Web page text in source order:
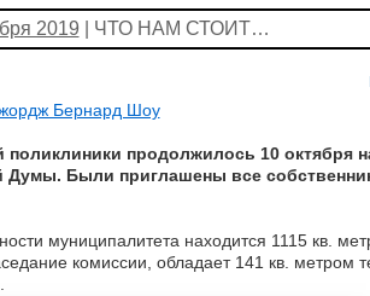
2019 | ЧТО НАМ СТОИТ…
Бернард Шоу
продолжилось 10 октября
Были приглашены все
муниципалитета находится 1115 кв.
комиссии, обладает 141 кв. метром